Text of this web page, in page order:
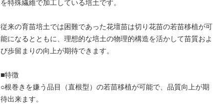
を特殊繊維で加工している培土です。
従来の育苗培土では困難であった花壇苗は切り花苗の若苗移植が可
能になるとともに、理想的な培土の物理的構造を活かして苗質およ
び歩留まりの向上が期待できます。
■特徴
○根巻きを嫌う品目（直根型）の若苗移植が可能で、品質向上が期
待出来ます。